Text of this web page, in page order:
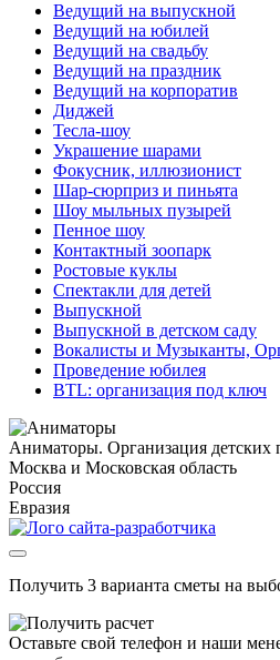
Ведущий на выпускной
Ведущий на юбилей
Ведущий на свадьбу
Ведущий на праздник
Ведущий на корпоратив
Диджей
Тесла-шоу
Украшение шарами
Фокусник, иллюзионист
Шар-сюрприз и пиньята
Шоу мыльных пузырей
Пенное шоу
Контактный зоопарк
Ростовые куклы
Спектакли для детей
Выпускной
Выпускной в детском саду
Вокалисты и Музыканты,
Проведение юбилея
BTL: организация под ключ
Аниматоры. Организация детских
Москва и Московская область
Россия
Евразия
Получить 3 варианта сметы на
Оставьте свой телефон и наши